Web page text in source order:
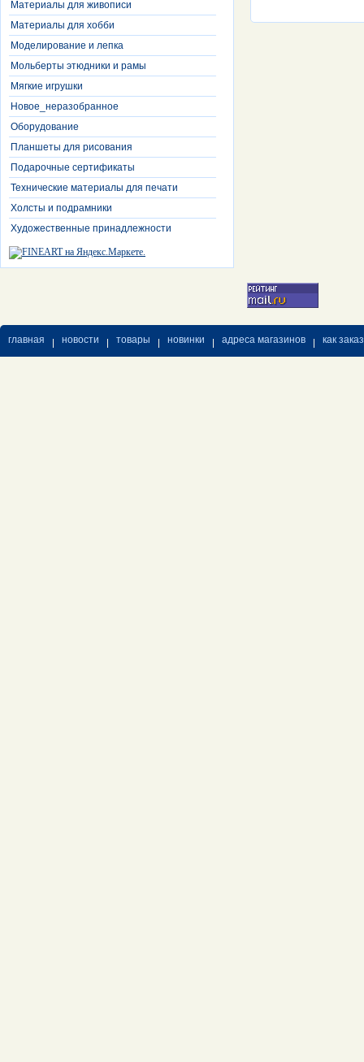
Материалы для живописи
Материалы для хобби
Моделирование и лепка
Мольберты этюдники и рамы
Мягкие игрушки
Новое_неразобранное
Оборудование
Планшеты для рисования
Подарочные сертификаты
Технические материалы для печати
Холсты и подрамники
Художественные принадлежности
главная новости товары новинки адреса магазинов как